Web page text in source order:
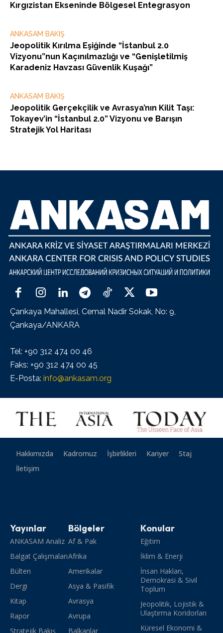
Kırgızistan Ekseninde Bölgesel Entegrasyon
ANKASAM BAKIŞ
Jeopolitik Kırılma Eşiğinde “İstanbul 2.0
Vizyonu”nun Kaçınılmazlığı ve “Genişletilmiş
Karadeniz Havzası Güvenlik Kuşağı”
ANKASAM BAKIŞ
Jeopolitik Gerçekçilik ve Avrasya’nın Kilit Taşı:
Tokayev’in “İstanbul 2.0” Vizyonu ve Barışın
Stratejik Yol Haritası
Çankaya Mahallesi, Cemal Nadir Sokak, No: 9,
Çankaya/ANKARA
Tel: +90 312 474 00 46
Faks: +90 312 474 00 45
E-Posta: info@ankasam.org
Hakkımızda Kadromuz İşbirlikleri Kariyer
Staj
İletişim
Yayınlar
ANKASAM Analiz
Balgat Çalışmaları
Bülten
Dergi
Kitap
Rapor
Stratejik Bakış
Bölgeler
Af & Pak
Afrika
Amerikalar
Asya & Pasifik
Avrasya
Avrupa
Balkanlar
Konular
Eğitim
İklim & Enerji
İnsan Hakları,
Demokrasi & Sivil
Toplum
Jeopolitik, Lojistik &
Ulaştırma Koridorları
Küresel Ekonomi &